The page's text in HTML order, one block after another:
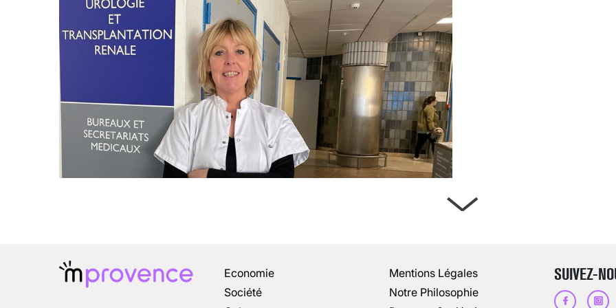
Economie
Société
Mentions Légales
Notre Philosophie
SUIVEZ-